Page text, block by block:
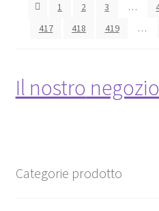
1 2 3 …
417
418 419 …
Il nostro
Categorie prodotto